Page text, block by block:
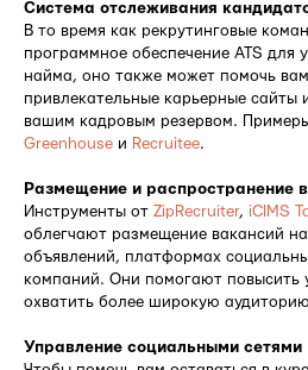
Система отслеживания
В то время как рекрутинговые
программное обеспечение ATS для
найма, оно также может помочь
привлекательные карьерные сайты
вашим кадровым резервом.
Greenhouse и Recruitee.
Размещение и распространение
Инструменты от ZipRecruiter, iCIMS
облегчают размещение вакансий
объявлений, платформах
компаний. Они помогают повысить
охватить более широкую
Управление социальными сетями